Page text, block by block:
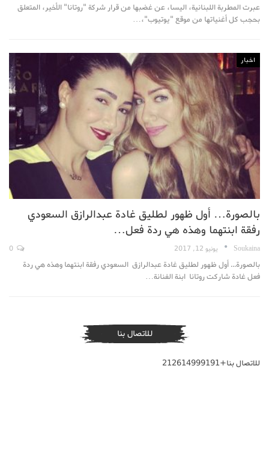
عبرت المطربة اللبنانية، اليسا، عن غضبها من قرار شركة "روتانا" الأخير، المتعلق
بحجب كل أغنياتها من موقع "يوتيوب"،…
اخبار
بالصورة… أول ظهور لطليق غادة عبدالرازق السعودي
رفقة ابنتهما وهذه هي ردة فعل…
Soukaina يونيو 12, 2017
بالصورة... أول ظهور لطليق غادة عبدالرازق السعودي رفقة ابنتهما وهذه هي ردة
فعل غادة شاركت روتانا ابنة الفنانة…
للاتصال بنا
للاتصال بنا+212614999191